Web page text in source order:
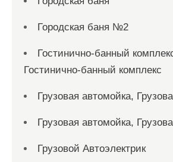
Городская баня №2
Гостинично-банный
Гостинично-банный комплекс
Грузовая автомойка,
Грузовая автомойка,
Грузовой Автоэлектрик